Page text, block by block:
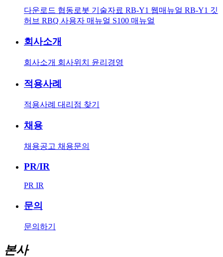
다운로드 협동로봇 기술자료 RB-Y1 웹매뉴얼 RB-Y1 깃
허브 RBQ 사용자 매뉴얼 S100 매뉴얼
회사소개
회사소개 회사위치 윤리경영
적용사례
적용사례 대리점 찾기
채용
채용공고 채용문의
PR/IR
PR IR
문의
문의하기
본사